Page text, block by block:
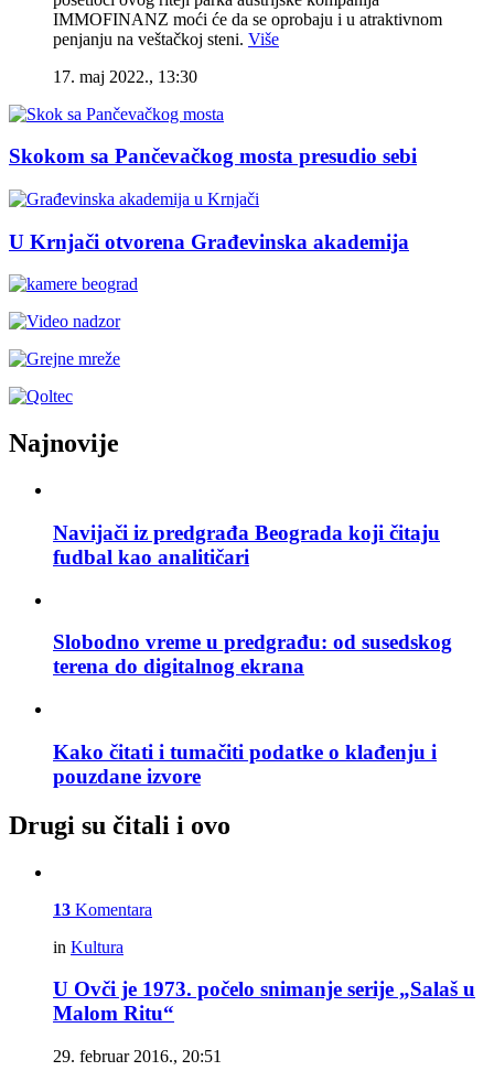
IMMOFINANZ moći će da se oprobaju i u atraktivnom
penjanju na veštačkoj steni. Više
17. maj 2022., 13:30
Skokom sa Pančevačkog mosta presudio sebi
U Krnjači otvorena Građevinska akademija
Najnovije
Navijači iz predgrađa Beograda koji čitaju
fudbal kao analitičari
Slobodno vreme u predgrađu: od susedskog
terena do digitalnog ekrana
Kako čitati i tumačiti podatke o klađenju i
pouzdane izvore
Drugi su čitali i ovo
13 Komentara
in Kultura
U Ovči je 1973. počelo snimanje serije „Salaš u
Malom Ritu“
29. februar 2016., 20:51